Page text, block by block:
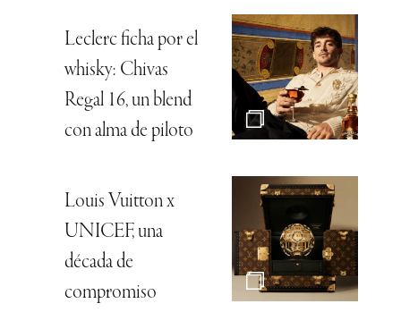
Leclerc ficha por el
whisky: Chivas
Regal 16, un blend
con alma de piloto
Louis Vuitton x
UNICEF, una
década de
compromiso